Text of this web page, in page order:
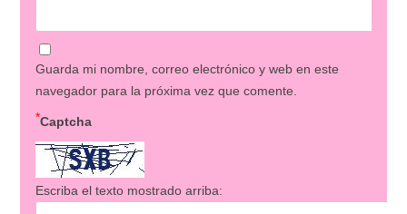
Guarda mi nombre, correo electrónico y web en este
navegador para la próxima vez que comente.
Captcha
*
Escriba el texto mostrado arriba: